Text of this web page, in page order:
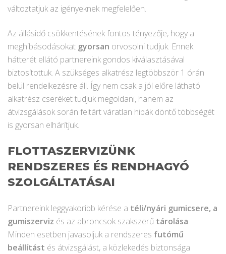
változtatjuk az igényeknek megfelelően.
Az állásidő csökkentésének fontos tényezője, hogy a
meghibásodásokat gyorsan orvosolni tudjuk. Ennek
hátterét ellátó partnereink gondos kiválasztásával
biztosítottuk. A szükséges alkatrész legtöbbször 1 órán
belül rendelkezésre áll. Így nem csak a jól előre látható
alkatrész cseréket tudjuk megoldani, hanem az
átvizsgálások során feltárt váratlan hibák döntő többségét
is gyorsan elhárítjuk.
FLOTTASZERVIZÜNK
RENDSZERES ÉS RENDHAGYÓ
SZOLGÁLTATÁSAI
Partnereink leggyakoribb kérése a téli/nyári gumicsere, a
gumiszerviz és az abroncsok szakszerű tárolása.
Minden esetben javasoljuk a rendszeres futómű
beállítást és átvizsgálást, a közlekedés biztonsága